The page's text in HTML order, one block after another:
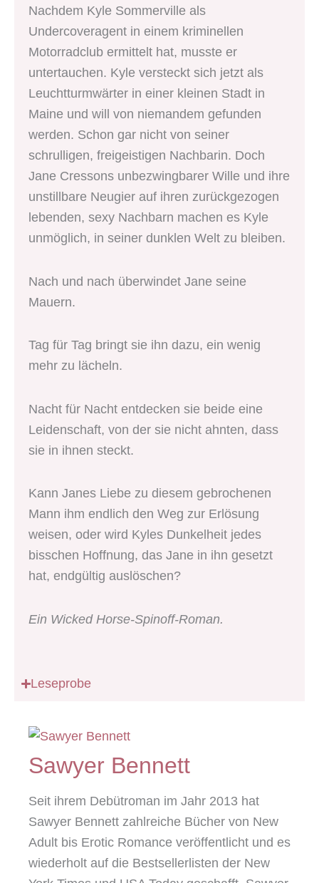
Nachdem Kyle Sommerville als
Undercoveragent in einem kriminellen
Motorradclub ermittelt hat, musste er
untertauchen. Kyle versteckt sich jetzt als
Leuchtturmwärter in einer kleinen Stadt in
Maine und will von niemandem gefunden
werden. Schon gar nicht von seiner
schrulligen, freigeistigen Nachbarin. Doch
Jane Cressons unbezwingbarer Wille und ihre
unstillbare Neugier auf ihren zurückgezogen
lebenden, sexy Nachbarn machen es Kyle
unmöglich, in seiner dunklen Welt zu bleiben.
Nach und nach überwindet Jane seine
Mauern.
Tag für Tag bringt sie ihn dazu, ein wenig
mehr zu lächeln.
Nacht für Nacht entdecken sie beide eine
Leidenschaft, von der sie nicht ahnten, dass
sie in ihnen steckt.
Kann Janes Liebe zu diesem gebrochenen
Mann ihm endlich den Weg zur Erlösung
weisen, oder wird Kyles Dunkelheit jedes
bisschen Hoffnung, das Jane in ihn gesetzt
hat, endgültig auslöschen?
Ein Wicked Horse-Spinoff-Roman.
Leseprobe
Sawyer Bennett
Seit ihrem Debütroman im Jahr 2013 hat
Sawyer Bennett zahlreiche Bücher von New
Adult bis Erotic Romance veröffentlicht und es
wiederholt auf die Bestsellerlisten der New